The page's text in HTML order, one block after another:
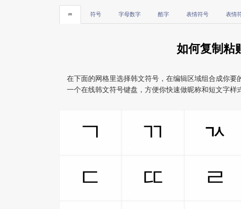
ㅀ 符号 字母数字 酷字 表情符号 表情
如何复制粘
在下面的网格里选择韩文符号，在编辑区域组合成你
一个在线韩文符号键盘，方便你快速做昵称和短文字样
ㄱ ㄲ ㄳ
ㄷ
ㄸ ㄹ